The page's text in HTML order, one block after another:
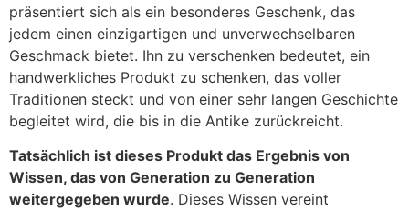
präsentiert sich als ein besonderes Geschenk, das
jedem einen einzigartigen und unverwechselbaren
Geschmack bietet. Ihn zu verschenken bedeutet, ein
handwerkliches Produkt zu schenken, das voller
Traditionen steckt und von einer sehr langen Geschichte
begleitet wird, die bis in die Antike zurückreicht.
Tatsächlich ist dieses Produkt das Ergebnis von
Wissen, das von Generation zu Generation
weitergegeben wurde. Dieses Wissen vereint